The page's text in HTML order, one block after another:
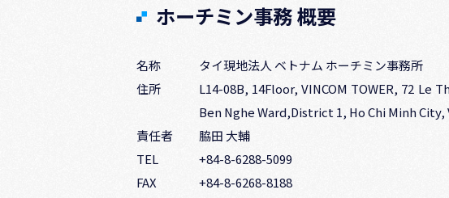
ホーチミン事務 概要
名称
タイ現地法人 ベトナム ホーチミン事務所
住所
L14-08B, 14Floor, VINCOM TOWER, 72 Le
Ben Nghe Ward,District 1, Ho Chi Minh
責任者
脇田 大輔
TEL
+84-8-6288-5099
FAX
+84-8-6268-8188